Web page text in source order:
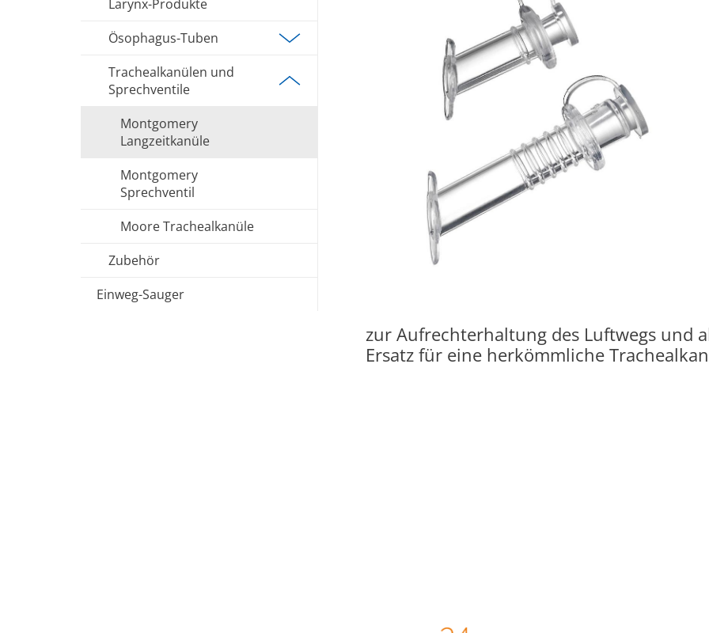
Larynx-Produkte
Ösophagus-Tuben
Trachealkanülen und
Sprechventile
Montgomery
Langzeitkanüle
Montgomery
Sprechventil
Moore Trachealkanüle
Zubehör
Einweg-Sauger
zur Aufrechterhaltung des Luftwegs und
Ersatz für eine herkömmliche